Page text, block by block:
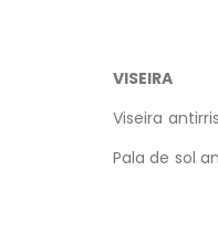
VISEIRA
Viseira
Pala de sol